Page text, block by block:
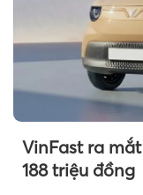
VinFast ra
188 triệu đồng